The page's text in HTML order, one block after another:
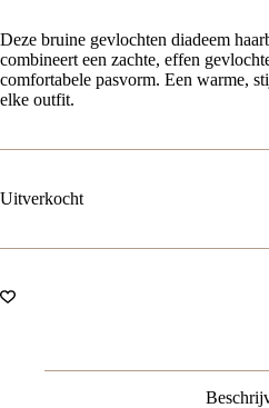
Deze bruine gevlochten diadeem
combineert een zachte, effen
comfortabele pasvorm. Een warme,
elke outfit.
Uitverkocht